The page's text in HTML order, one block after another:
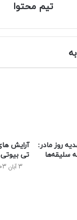
تیم محتوا
روز مادر:
سلیقه‌ها
تی بیوتی
3 آبان 1403